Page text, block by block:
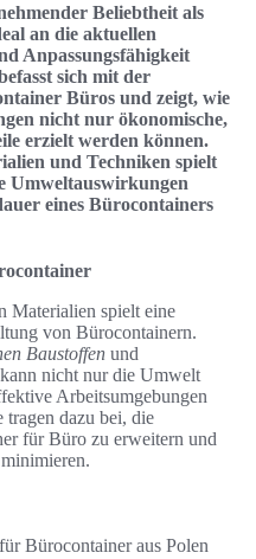
Beliebtheit als
an die aktuellen
Anpassungsfähigkeit
sich mit der
Büros und zeigt, wie
nicht nur ökonomische,
erzielt werden können.
und Techniken spielt
Umweltauswirkungen
eines Bürocontainers
Materialien spielt eine
von Bürocontainern.
Baustoffen und
kann nicht nur die Umwelt
Arbeitsumgebungen
tragen dazu bei, die
für Büro zu erweitern und
Bürocontainer aus Polen